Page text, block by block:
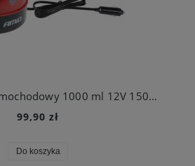
AMIO Czajnik samochodowy 1000 ml 12V 150W
99,90 zł
Do koszyka